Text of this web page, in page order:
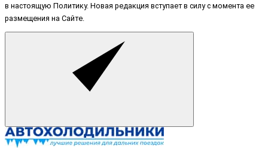
в настоящую Политику. Новая редакция вступает в силу с момента ее
размещения на Сайте.